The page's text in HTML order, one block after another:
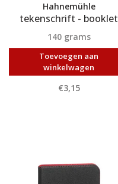
Hahnemühle
tekenschrift - booklet
140 grams
Toevoegen aan
winkelwagen
€3,15